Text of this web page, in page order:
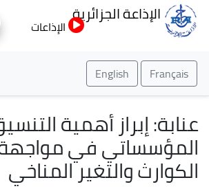
إلى
الإذاعة الجزائرية
الإذاعات
Français
English
عنابة: إبراز أهمية التنسيق
المؤسساتي في مواجهة
الكوارث والتغير المناخي